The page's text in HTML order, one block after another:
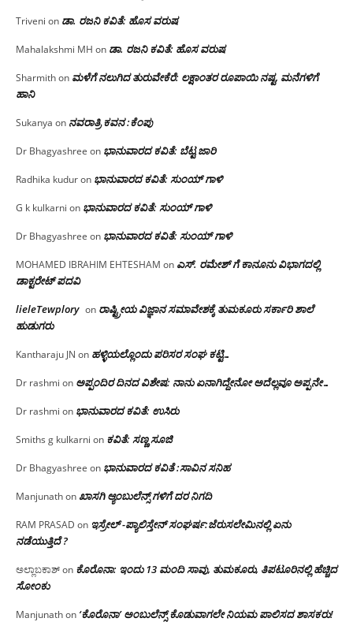
Triveni on ಡಾ. ರಜನಿ ಕವಿತೆ: ಹೊಸ ವರುಷ
Mahalakshmi MH on ಡಾ. ರಜನಿ ಕವಿತೆ: ಹೊಸ ವರುಷ
Sharmithon ಮಳೆಗೆ ನಲುಗಿದ ತುರುವೇಕೆರೆ: ಲಕ್ಷಾಂತರ ರೂಪಾಯಿ ನಷ್ಟ, ಮನೆಗಳಿಗೆ
ಹಾನಿ
Sukanya on ನವರಾತ್ರಿ ಕವನ :ಕೆಂಪು
Dr Bhagyashree on ಭಾನುವಾರದ ಕವಿತೆ: ಬೆಟ್ಟ ಜಾರಿ
Radhika kuduron ಭಾನುವಾರದ ಕವಿತೆ: ಸುಂಯ್ ಗಾಳಿ
G k kulkarni on ಭಾನುವಾರದ ಕವಿತೆ: ಸುಂಯ್ ಗಾಳಿ
Dr Bhagyashree on ಭಾನುವಾರದ ಕವಿತೆ: ಸುಂಯ್ ಗಾಳಿ
MOHAMED IBRAHIM EHTESHAM on ಎಸ್. ರಮೇಶ್ ಗೆ ಕಾನೂನು ವಿಭಾಗದಲ್ಲಿ
ಡಾಕ್ಟರೇಟ್ ಪದವಿ
lieleTewplory on ರಾಷ್ಟ್ರೀಯ ವಿಜ್ಞಾನ ಸಮಾವೇಶಕ್ಕೆ‌ ತುಮಕೂರು ಸರ್ಕಾರಿ ಶಾಲೆ
ಹುಡುಗರು
Kantharaju JN on ಹಳ್ಳಿಯಲ್ಲೊಂದು ಪರಿಸರ ಸಂಘ ಕಟ್ಟಿ…
Dr rashmi on ಅಪ್ಪಂದಿರ ದಿನದ ವಿಶೇಷ: ನಾನು ಏನಾಗಿದ್ದೇನೋ‌ ಅದೆಲ್ಲವೂ ಅಪ್ಪನೇ…
Dr rashmi on ಭಾನುವಾರದ ಕವಿತೆ: ಉಸಿರು
Smiths g kulkarni on ಕವಿತೆ: ಸಣ್ಣ ಸೂಜಿ
Dr Bhagyashree on ಭಾನುವಾರದ ಕವಿತೆ :ಸಾವಿನ ಸನಿಹ
Manjunathonಖಾಸಗಿ ಆ್ಯಂಬುಲೆನ್ಸ್ ಗಳಿಗೆ ದರ ನಿಗದಿ
RAM PRASAD on ಇಸ್ರೇಲ್ -ಪ್ಯಾಲಿಸ್ತೇನ್ ಸಂಘರ್ಷ:ಜೆರುಸಲೇಮಿನಲ್ಲಿ ಏನು
ನಡೆಯುತ್ತಿದೆ ?
ಅಲ್ಲಾಬಕಾಶ್on ಕೊರೊನಾ: ಇಂದು 13 ಮಂದಿ ಸಾವು, ತುಮಕೂರು, ತಿಪಟೂರಿನಲ್ಲಿ ಹೆಚ್ಚಿದ
ಸೋಂಕು
Manjunathon ‘ಕೊರೊನಾ’ ಅಂಬುಲೆನ್ಸ್ ಕೊಡುವಾಗಲೇ ನಿಯಮ ಪಾಲಿಸದ ಶಾಸಕರು!